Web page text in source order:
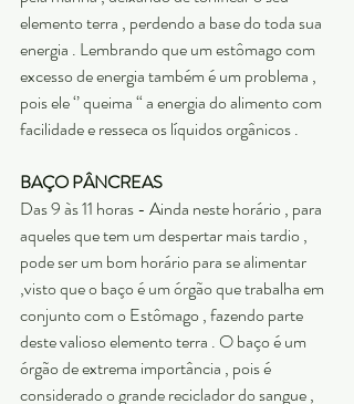
elemento terra , perdendo a base do toda sua
energia . Lembrando que um estômago com
excesso de energia também é um problema ,
pois ele ‘’ queima “ a energia do alimento com
facilidade e resseca os líquidos orgânicos .
BAÇO PÂNCREAS
Das 9 às 11 horas - Ainda neste horário , para
aqueles que tem um despertar mais tardio ,
pode ser um bom horário para se alimentar
,visto que o baço é um órgão que trabalha em
conjunto com o Estômago , fazendo parte
deste valioso elemento terra . O baço é um
órgão de extrema importância , pois é
considerado o grande reciclador do sangue ,